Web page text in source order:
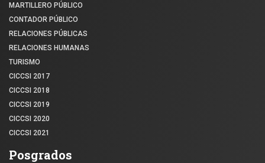
MARTILLERO PÚBLICO
CONTADOR PÚBLICO
RELACIONES PÚBLICAS
RELACIONES HUMANAS
TURISMO
CICCSI 2017
CICCSI 2018
CICCSI 2019
CICCSI 2020
CICCSI 2021
Posgrados